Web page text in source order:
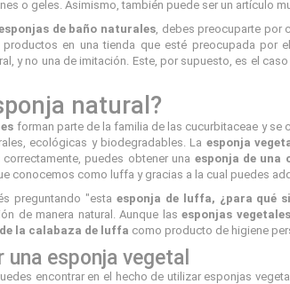
o geles. Asimismo, también puede ser un artículo
de baño naturales, debes preocuparte por
en una tienda que esté preocupada por
y no una de imitación. Este, por supuesto, es el
natural?
forman parte de la familia de las cucurbitaceae y se
ecológicas y biodegradables. La esponja
puedes obtener una esponja de una
conocemos como luffa y gracias a la cual puedes
preguntando "esta esponja de luffa, ¿para qué
de manera natural. Aunque lasesponjas vegetales
la calabaza de luffa como producto de higiene
esponja vegetal
encontrar en el hecho de utilizar esponjas